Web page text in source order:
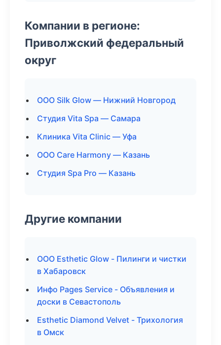
Компании в регионе:
Приволжский федеральный
округ
ООО Silk Glow — Нижний Новгород
Студия Vita Spa — Самара
Клиника Vita Clinic — Уфа
ООО Care Harmony — Казань
Студия Spa Pro — Казань
Другие компании
ООО Esthetic Glow - Пилинги и чистки
в Хабаровск
Инфо Pages Service - Объявления и
доски в Севастополь
Esthetic Diamond Velvet - Трихология
в Омск